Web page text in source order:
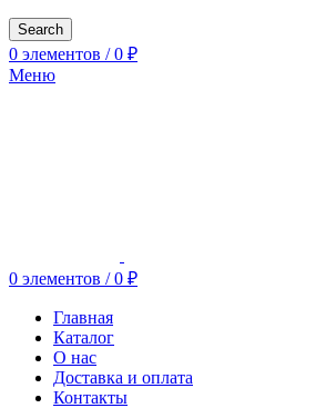
Search
0 элементов / 0 ₽
Меню
0 элементов / 0 ₽
Главная
Каталог
О нас
Доставка и оплата
Контакты